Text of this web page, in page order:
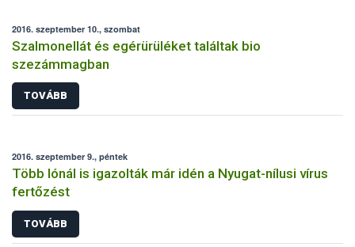
2016. szeptember 10., szombat
Szalmonellát és egérürüléket találtak bio
szezámmagban
TOVÁBB
2016. szeptember 9., péntek
Több lónál is igazolták már idén a Nyugat-nílusi vírus
fertőzést
TOVÁBB